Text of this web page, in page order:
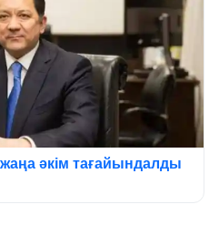
әкім тағайындалды